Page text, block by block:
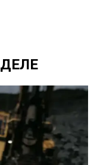
ДЕЛЕ